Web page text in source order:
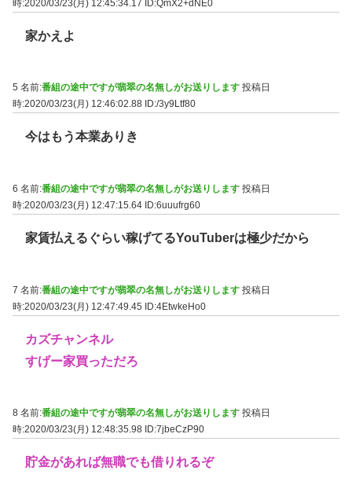
時:2020/03/23(月) 12:45:34.17 ID:QmX2+dNE0
家かえよ
5 名前:番組の途中ですが翡翠の名無しがお送りします 投稿日
時:2020/03/23(月) 12:46:02.88 ID:/3y9Ltf80
今はもう本業ありき
6 名前:番組の途中ですが翡翠の名無しがお送りします 投稿日
時:2020/03/23(月) 12:47:15.64 ID:6uuufrg60
家賃払えるぐらい稼げてるYouTuberは極少だから
7 名前:番組の途中ですが翡翠の名無しがお送りします 投稿日
時:2020/03/23(月) 12:47:49.45 ID:4EtwkeHo0
カズチャンネル
すげー家買っただろ
8 名前:番組の途中ですが翡翠の名無しがお送りします 投稿日
時:2020/03/23(月) 12:48:35.98 ID:7jbeCzP90
貯金があれば無職でも借りれるぞ